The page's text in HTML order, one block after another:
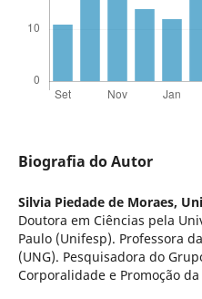
Biografia do Autor
Silvia Piedade de Moraes,
Doutora em Ciências pela
Paulo (Unifesp). Professora
(UNG). Pesquisadora do
Corporalidade e Promoção